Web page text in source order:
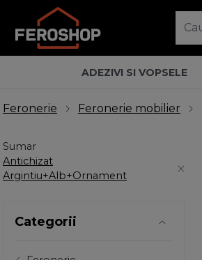
ADEZIVI SI VOPSELE
Feronerie Feronerie mobilier
Sumar
Antichizat
Argintiu+Alb+Ornament
Categorii